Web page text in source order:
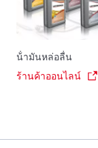
น้ํามันหล่อลื่น
ร้านค้าออนไลน์